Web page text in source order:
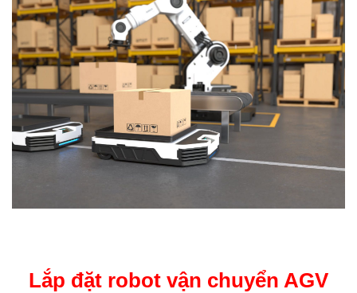
Lắp đặt robot vận chuyển AGV